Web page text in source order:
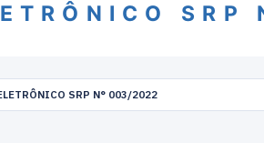
SRP N° 003/2022